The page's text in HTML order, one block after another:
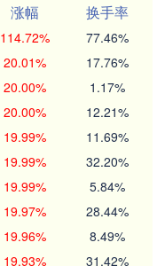
涨幅
换手率
114.72% 77.46%
20.01% 17.76%
20.00% 1.17%
20.00% 12.21%
19.99% 11.69%
19.99% 32.20%
19.99% 5.84%
19.97% 28.44%
19.96% 8.49%
19.93% 31.42%